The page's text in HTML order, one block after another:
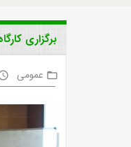
برگزاری
folder_open عمومی